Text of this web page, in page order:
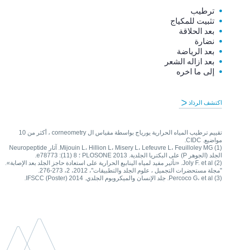
ترطيب
تثبيت للمكياج
بعد الحلاقة
نضارة
بعد الرياضة
بعد ازاله الشعر
إلى ما اخره
اكتشف الرذاذ
تقييم ترطيب المياه الحرارية يورياج بواسطة مقياس ال corneometry ، أكثر من 10
مواضيع. CIDC.
(1) Mijouin L، Hillion L، Misery L، Lefeuvre L، Feuilloley MG. آثار Neuropeptide
الجلد (الجوهر P) على البكتريا الجلدية. PLOSONE 2013 ؛ 8 (11): e78773.
(2) Joly F. et al. «تأثير مفيد لمياه الينابيع الحرارية على استعادة حاجز الجلد بعد الإصابة».
"مجلة مستحضرات التجميل ، علوم الجلد والتطبيقات"، 2012، 2، 273-276.
(3) Percoco G، et al. جلد الإنسان والميكروبوم الجلدي. IFSCC (Poster) 2014.